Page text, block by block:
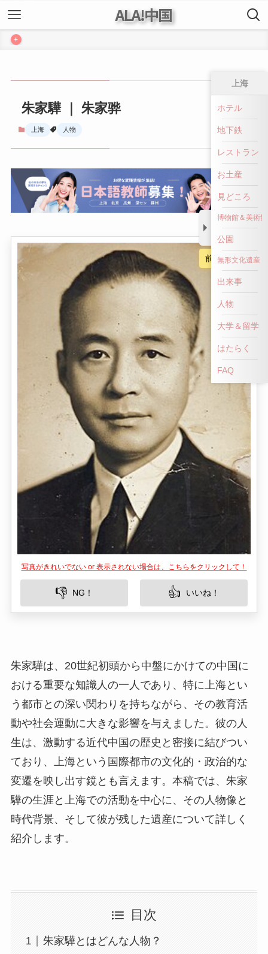
ALA!中国
+
朱家驊 ｜ 朱家骅
上海 人物
前へ戻る
写真がきれいでない or 表示されない場合は、こちらをクリックして！
👎 NG！ 👍 いいね！
朱家驊は、20世紀初頭から中盤にかけての中国に
おける重要な知識人の一人であり、特に上海とい
う都市との深い関わりを持ちながら、その教育活
動や社会運動に大きな影響を与えました。彼の人
生は、激動する近代中国の歴史と密接に結びつい
ており、上海という国際都市の文化的・政治的な
変遷を映し出す鏡とも言えます。本稿では、朱家
驊の生涯と上海での活動を中心に、その人物像と
時代背景、そして彼が残した遺産について詳しく
紹介します。
目次
朱家驊とはどんな人物？
上海
ホテル
地下鉄
レストラン
お土産
見どころ
博物館＆美術館
公園
無形文化遺産
出来事
人物
大学＆留学
はたらく
FAQ